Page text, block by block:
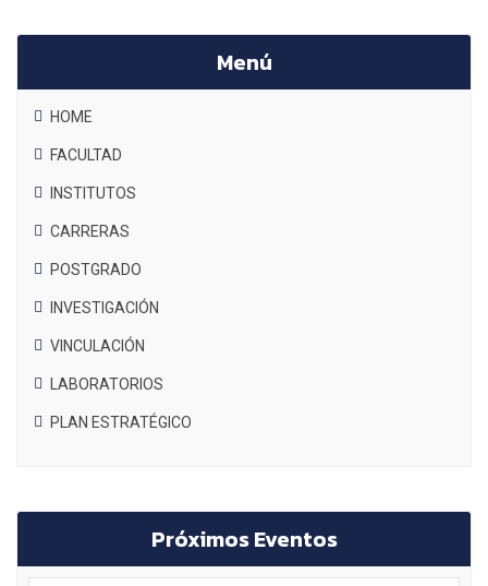
Menú
HOME
FACULTAD
INSTITUTOS
CARRERAS
POSTGRADO
INVESTIGACIÓN
VINCULACIÓN
LABORATORIOS
PLAN ESTRATÉGICO
Próximos Eventos